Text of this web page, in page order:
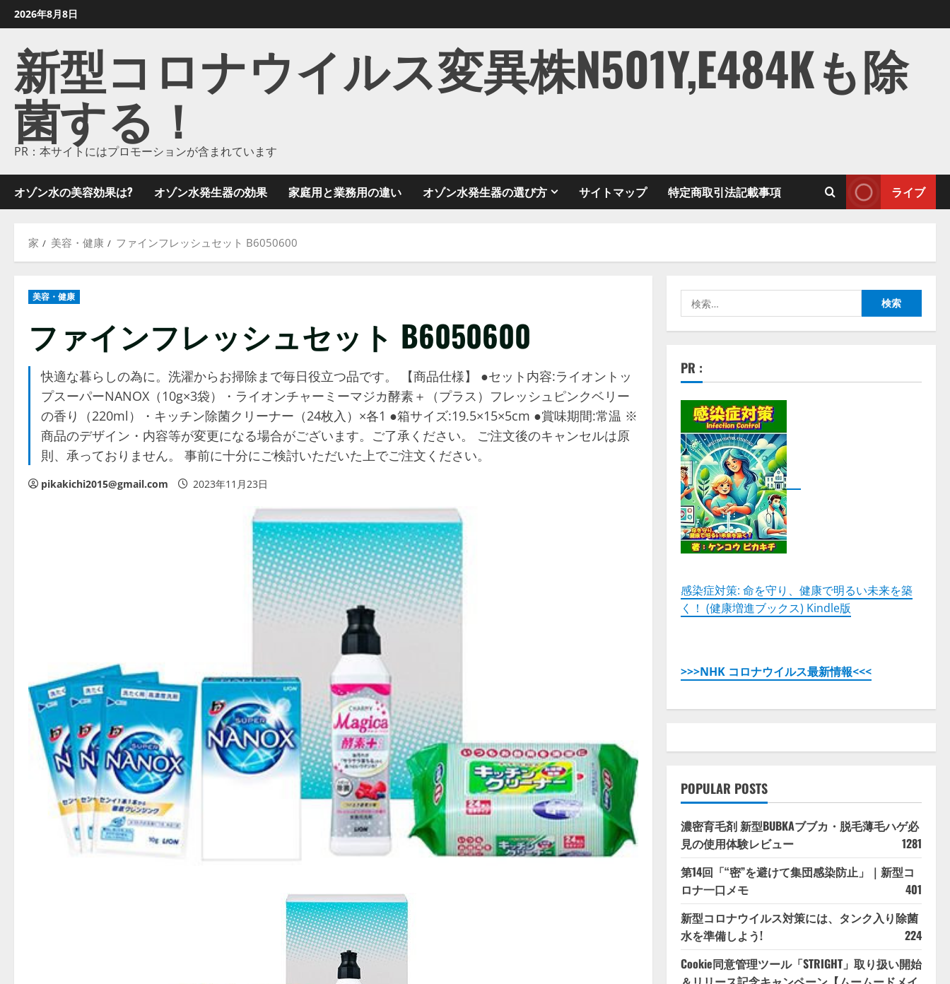
ン
2026年8月8日
新型コロナウイルス変異株N501Y,E484Kも除
菌する！
PR：本サイトにはプロモーションが含まれています
オゾン水の美容効果は? オゾン水発生器の効果 家庭用と業務用の違い オゾン水発生器の選び方 サイトマップ 特定商取引法記載事項 ライブ
家 美容・健康 ファインフレッシュセット B6050600
美容・健康
ファインフレッシュセット B6050600
快適な暮らしの為に。洗濯からお掃除まで毎日役立つ品です。 【商品仕様】 ●セット内容:ライオントッ
プスーパーNANOX（10g×3袋）・ライオンチャーミーマジカ酵素＋（プラス）フレッシュピンクベリー
の香り（220ml）・キッチン除菌クリーナー（24枚入）×各1 ●箱サイズ:19.5×15×5cm ●賞味期間:常温 ※
商品のデザイン・内容等が変更になる場合がございます。ご了承ください。 ご注文後のキャンセルは原
則、承っておりません。 事前に十分にご検討いただいた上でご注文ください。
pikakichi2015@gmail.com 2023年11月23日
索:
PR :
感染症対策: 命を守り、健康で明るい未来を築
く！ (健康増進ブックス) Kindle版
>>>NHK コロナウイルス最新情報<<<
POPULAR POSTS
濃密育毛剤 新型BUBKAブブカ・脱毛薄毛ハゲ必
見の使用体験レビュー
1281
第14回「“密”を避けて集団感染防止」｜新型コ
ロナ一口メモ
401
新型コロナウイルス対策には、タンク入り除菌
水を準備しよう!
224
Cookie同意管理ツール「STRIGHT」取り扱い開始